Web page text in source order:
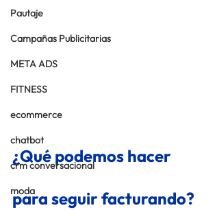
Pautaje
Campañas Publicitarias
META ADS
FITNESS
ecommerce
chatbot
crm conversacional
moda
¿Qué podemos hacer
para seguir facturando?